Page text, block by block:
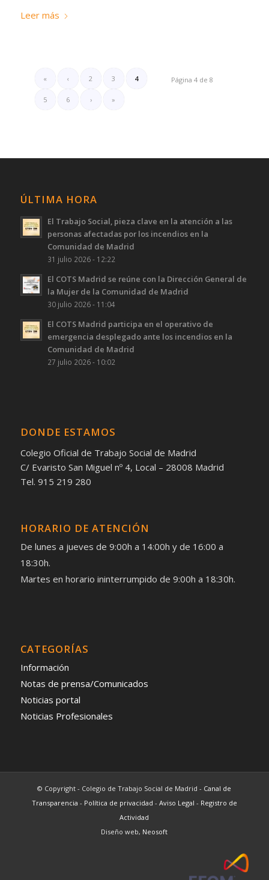
Leer más
Página 4 de 8
« ‹ 2 3 4
5 6 › »
ÚLTIMA HORA
El Trabajo Social, pieza clave en la atención a las
personas afectadas por los incendios en la
Comunidad de Madrid
31 julio 2026 - 12:22
El COTS Madrid se reúne con la Dirección General de
la Mujer de la Comunidad de Madrid
30 julio 2026 - 11:04
El COTS Madrid participa en el operativo de
emergencia desplegado ante los incendios en la
Comunidad de Madrid
27 julio 2026 - 10:02
DONDE ESTAMOS
Colegio Oficial de Trabajo Social de Madrid
C/ Evaristo San Miguel nº 4, Local – 28008 Madrid
Tel. 915 219 280
HORARIO DE ATENCIÓN
De lunes a jueves de 9:00h a 14:00h y de 16:00 a
18:30h.
Martes en horario ininterrumpido de 9:00h a 18:30h.
CATEGORÍAS
Información
Notas de prensa/Comunicados
Noticias portal
Noticias Profesionales
© Copyright - Colegio de Trabajo Social de Madrid - Canal de
Transparencia - Política de privacidad - Aviso Legal - Registro de
Actividad
Diseño web, Neosoft